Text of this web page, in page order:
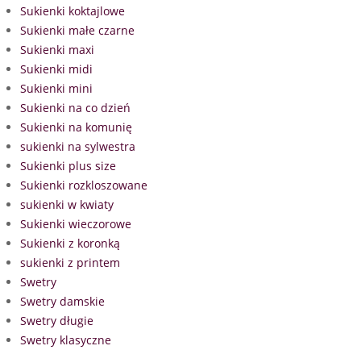
Sukienki koktajlowe
Sukienki małe czarne
Sukienki maxi
Sukienki midi
Sukienki mini
Sukienki na co dzień
Sukienki na komunię
sukienki na sylwestra
Sukienki plus size
Sukienki rozkloszowane
sukienki w kwiaty
Sukienki wieczorowe
Sukienki z koronką
sukienki z printem
Swetry
Swetry damskie
Swetry długie
Swetry klasyczne